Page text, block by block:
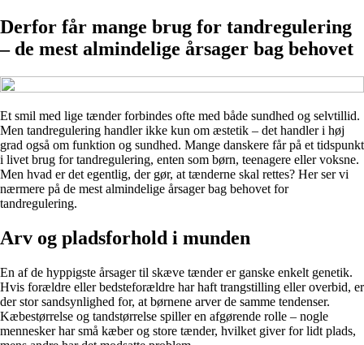
Derfor får mange brug for tandregulering
– de mest almindelige årsager bag behovet
Et smil med lige tænder forbindes ofte med både sundhed og selvtillid.
Men tandregulering handler ikke kun om æstetik – det handler i høj
grad også om funktion og sundhed. Mange danskere får på et tidspunkt
i livet brug for tandregulering, enten som børn, teenagere eller voksne.
Men hvad er det egentlig, der gør, at tænderne skal rettes? Her ser vi
nærmere på de mest almindelige årsager bag behovet for
tandregulering.
Arv og pladsforhold i munden
En af de hyppigste årsager til skæve tænder er ganske enkelt genetik.
Hvis forældre eller bedsteforældre har haft trangstilling eller overbid, er
der stor sandsynlighed for, at børnene arver de samme tendenser.
Kæbestørrelse og tandstørrelse spiller en afgørende rolle – nogle
mennesker har små kæber og store tænder, hvilket giver for lidt plads,